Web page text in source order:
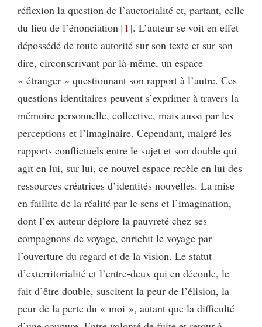
réflexion la question de l’auctorialité et, partant, celle
du lieu de l’énonciation 1 . L’auteur se voit en effet
dépossédé de toute autorité sur son texte et sur son
dire, circonscrivant par là-même, un espace
« étranger » questionnant son rapport à l’autre. Ces
questions identitaires peuvent s’exprimer à travers la
mémoire personnelle, collective, mais aussi par les
perceptions et l’imaginaire. Cependant, malgré les
rapports conflictuels entre le sujet et son double qui
agit en lui, sur lui, ce nouvel espace recèle en lui des
ressources créatrices d’identités nouvelles. La mise
en faillite de la réalité par le sens et l’imagination,
dont l’ex-auteur déplore la pauvreté chez ses
compagnons de voyage, enrichit le voyage par
l’ouverture du regard et de la vision. Le statut
d’exterritorialité et l’entre-deux qui en découle, le
fait d’être double, suscitent la peur de l’élision, la
peur de la perte du « moi », autant que la difficulté